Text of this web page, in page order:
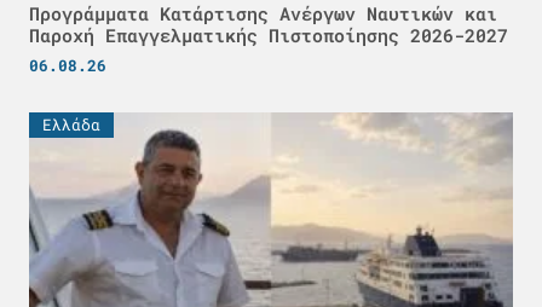
Προγράμματα Κατάρτισης Ανέργων Ναυτικών και
Παροχή Επαγγελματικής Πιστοποίησης 2026-2027
06.08.26
Ελλάδα